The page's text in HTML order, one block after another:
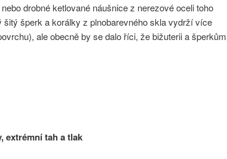
drobné ketlované náušnice z nerezové oceli toho
šperk a korálky z plnobarevného skla vydrží více
ale obecně by se dalo říci, že bižuterii a šperkům
extrémní tah a tlak